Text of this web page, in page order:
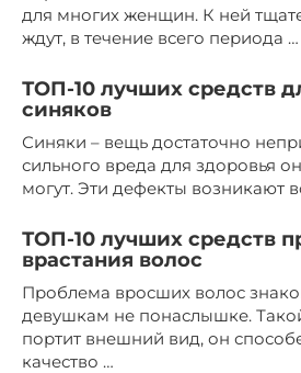
для многих женщин. К ней
ждут, в течение всего периода …
ТОП-10 лучших средств
синяков
Синяки – вещь достаточно
сильного вреда для здоровья
могут. Эти дефекты возникают
ТОП-10 лучших средств
врастания волос
Проблема вросших волос
девушкам не понаслышке.
портит внешний вид, он
качество …